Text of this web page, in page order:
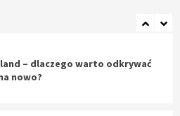
– dlaczego warto odkrywać
nowo?